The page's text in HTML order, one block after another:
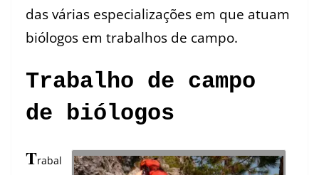
das várias especializações em que atuam
biólogos em trabalhos de campo.
Trabalho de campo
de biólogos
Trabal